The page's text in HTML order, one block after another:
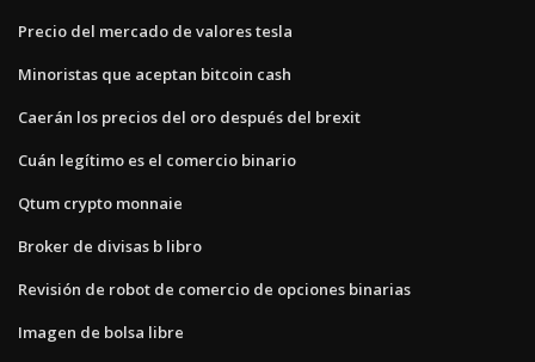
Precio del mercado de valores tesla
Minoristas que aceptan bitcoin cash
Caerán los precios del oro después del brexit
Cuán legítimo es el comercio binario
Qtum crypto monnaie
Broker de divisas b libro
Revisión de robot de comercio de opciones binarias
Imagen de bolsa libre